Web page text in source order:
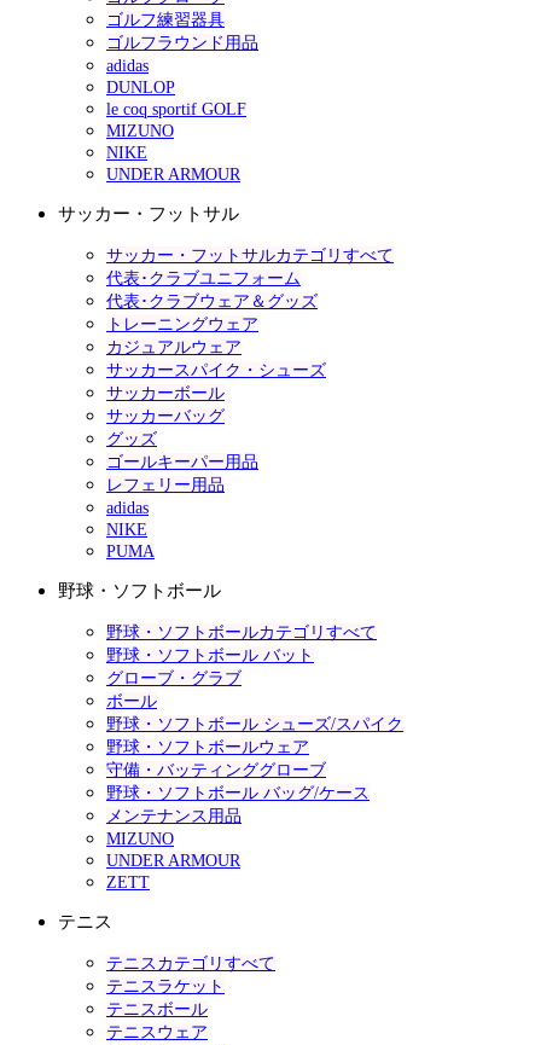
ゴルフ練習器具
ゴルフラウンド用品
adidas
DUNLOP
le coq sportif GOLF
MIZUNO
NIKE
UNDER ARMOUR
サッカー・フットサル
サッカー・フットサルカテゴリすべて
代表･クラブユニフォーム
代表･クラブウェア＆グッズ
トレーニングウェア
カジュアルウェア
サッカースパイク・シューズ
サッカーボール
サッカーバッグ
グッズ
ゴールキーパー用品
レフェリー用品
adidas
NIKE
PUMA
野球・ソフトボール
野球・ソフトボールカテゴリすべて
野球・ソフトボール バット
グローブ・グラブ
ボール
野球・ソフトボール シューズ/スパイク
野球・ソフトボールウェア
守備・バッティンググローブ
野球・ソフトボール バッグ/ケース
メンテナンス用品
MIZUNO
UNDER ARMOUR
ZETT
テニス
テニスカテゴリすべて
テニスラケット
テニスボール
テニスウェア